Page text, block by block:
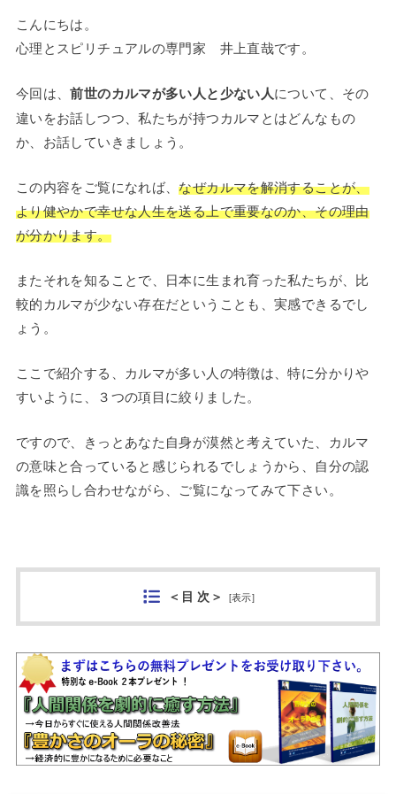
こんにちは。
心理とスピリチュアルの専門家 井上直哉です。
今回は、前世のカルマが多い人と少ない人について、その
違いをお話しつつ、私たちが持つカルマとはどんなもの
か、お話していきましょう。
この内容をご覧になれば、なぜカルマを解消することが、
より健やかで幸せな人生を送る上で重要なのか、その理由
が分かります。
またそれを知ることで、日本に生まれ育った私たちが、比
較的カルマが少ない存在だということも、実感できるでし
ょう。
ここで紹介する、カルマが多い人の特徴は、特に分かりや
すいように、３つの項目に絞りました。
ですので、きっとあなた自身が漠然と考えていた、カルマ
の意味と合っていると感じられるでしょうから、自分の認
識を照らし合わせながら、ご覧になってみて下さい。
＜目 次＞ [表示]